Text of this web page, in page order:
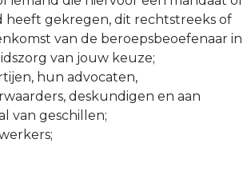
heeft gekregen, dit rechtstreeks of
van de beroepsbeoefenaar in
van jouw keuze;
hun advocaten,
deskundigen en aan
van geschillen;